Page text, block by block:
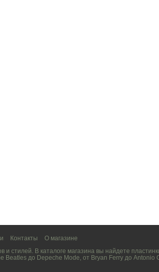
Контакты
О магазине
и стилей. В каталоге магазина вы найдете
Beatles до Depeche Mode, от Bryan Ferry до Antonio